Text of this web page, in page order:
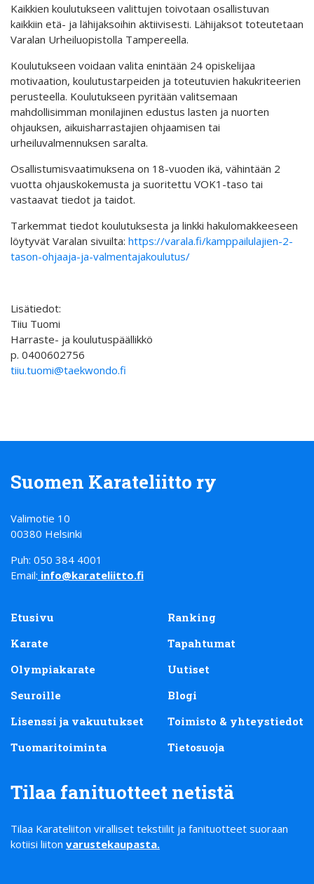
Kaikkien koulutukseen valittujen toivotaan osallistuvan
kaikkiin etä- ja lähijaksoihin aktiivisesti. Lähijaksot toteutetaan
Varalan Urheiluopistolla Tampereella.
Koulutukseen voidaan valita enintään 24 opiskelijaa
motivaation, koulutustarpeiden ja toteutuvien hakukriteerien
perusteella. Koulutukseen pyritään valitsemaan
mahdollisimman monilajinen edustus lasten ja nuorten
ohjauksen, aikuisharrastajien ohjaamisen tai
urheiluvalmennuksen saralta.
Osallistumisvaatimuksena on 18-vuoden ikä, vähintään 2
vuotta ohjauskokemusta ja suoritettu VOK1-taso tai
vastaavat tiedot ja taidot.
Tarkemmat tiedot koulutuksesta ja linkki hakulomakkeeseen
löytyvät Varalan sivuilta: https://varala.fi/kamppailulajien-2-
tason-ohjaaja-ja-valmentajakoulutus/
Lisätiedot:
Tiiu Tuomi
Harraste- ja koulutuspäällikkö
p. 0400602756
tiiu.tuomi@taekwondo.fi
Suomen Karateliitto ry
Valimotie 10
00380 Helsinki
Puh: 050 384 4001
Email: info@karateliitto.fi
Etusivu
Karate
Olympiakarate
Seuroille
Lisenssi ja vakuutukset
Tuomaritoiminta
Ranking
Tapahtumat
Uutiset
Blogi
Toimisto & yhteystiedot
Tietosuoja
Tilaa fanituotteet netistä
Tilaa Karateliiton viralliset tekstiilit ja fanituotteet suoraan
kotiisi liiton varustekaupasta.